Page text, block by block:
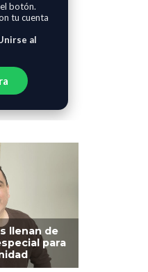
botón.
tu cuenta
al
llenan de
para